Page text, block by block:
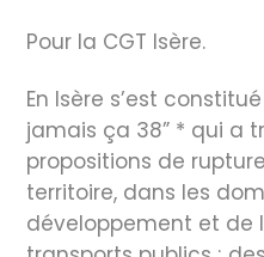
Pour la CGT Isère.
En Isère s’est
jamais ça 38” * qui a
propositions de
territoire, dans les
développement et de